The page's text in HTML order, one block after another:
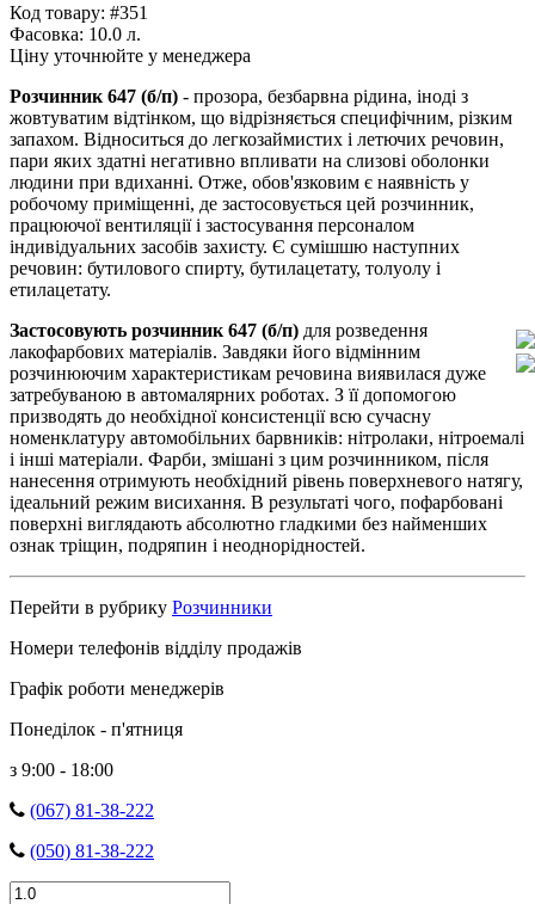
Код товару: #351
Фасовка: 10.0 л.
Ціну уточнюйте у менеджера
Розчинник 647 (б/п) - прозора, безбарвна рідина, іноді з
жовтуватим відтінком, що відрізняється специфічним, різким
запахом. Відноситься до легкозаймистих і летючих речовин,
пари яких здатні негативно впливати на слизові оболонки
людини при вдиханні. Отже, обов'язковим є наявність у
робочому приміщенні, де застосовується цей розчинник,
працюючої вентиляції і застосування персоналом
індивідуальних засобів захисту. Є сумішшю наступних
речовин: бутилового спирту, бутилацетату, толуолу і
етилацетату.
Застосовують розчинник 647 (б/п) для розведення
лакофарбових матеріалів. Завдяки його відмінним
розчинюючим характеристикам речовина виявилася дуже
затребуваною в автомалярних роботах. З її допомогою
призводять до необхідної консистенції всю сучасну
номенклатуру автомобільних барвників: нітролаки, нітроемалі
і інші матеріали. Фарби, змішані з цим розчинником, після
нанесення отримують необхідний рівень поверхневого натягу,
ідеальний режим висихання. В результаті чого, пофарбовані
поверхні виглядають абсолютно гладкими без найменших
ознак тріщин, подряпин і неоднорідностей.
Перейти в рубрику Розчинники
Номери телефонів відділу продажів
Графік роботи менеджерів
Понеділок - п'ятниця
з 9:00 - 18:00
(067) 81-38-222
(050) 81-38-222